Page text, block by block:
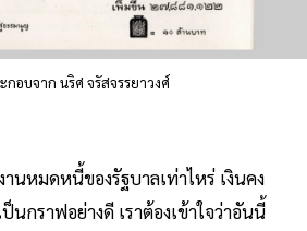
กอบจาก นริศ จรัสจรรยาวงศ์
นหมดหนี้ของรัฐบาลเท่าไหร่ เงินคง
นกราฟอย่างดี เราต้องเข้าใจว่าอันนี้